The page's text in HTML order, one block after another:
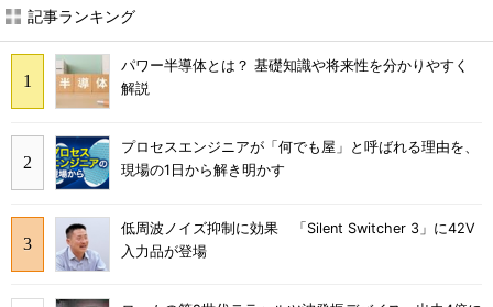
記事ランキング
パワー半導体とは？ 基礎知識や将来性を分かりやすく
解説
プロセスエンジニアが「何でも屋」と呼ばれる理由を、
現場の1日から解き明かす
低周波ノイズ抑制に効果 「Silent Switcher 3」に42V
入力品が登場